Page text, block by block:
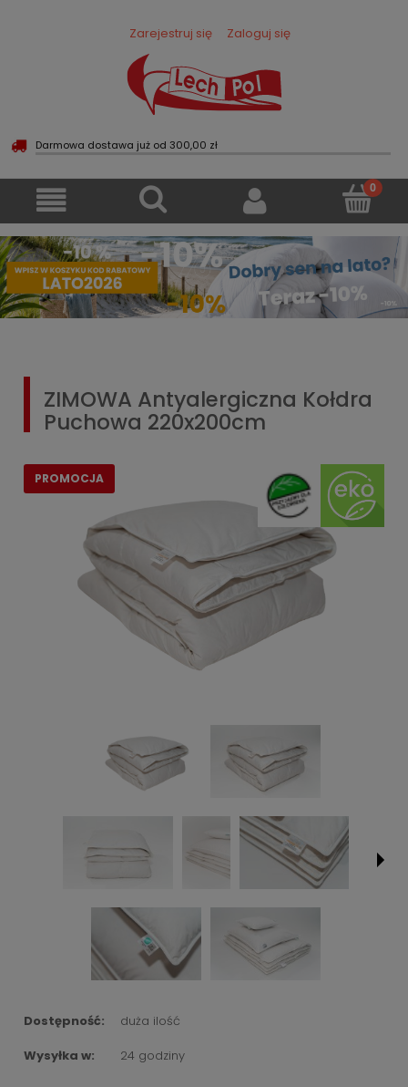
Zarejestruj się Zaloguj się
Darmowa dostawa już od 300,00 zł
ZIMOWA Antyalergiczna Kołdra
Puchowa 220x200cm
PROMOCJA
Dostępność:
duża ilość
Wysyłka w:
24 godziny